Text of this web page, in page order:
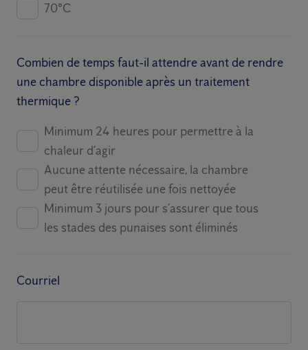
70°C
Combien de temps faut-il attendre avant de rendre
une chambre disponible après un traitement
thermique ?
Minimum 24 heures pour permettre à la
chaleur d’agir
Aucune attente nécessaire, la chambre
peut être réutilisée une fois nettoyée
Minimum 3 jours pour s’assurer que tous
les stades des punaises sont éliminés
Courriel